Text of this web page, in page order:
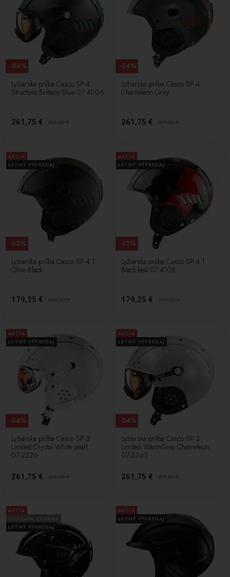
Lyžiarska prilba Casco SP-4
Structure Brittany Blue 07.4006
261,75 € 399,00€
-34%
Lyžiarska prilba Casco SP-4
Chameleon Grey
261,75 € 399,00€
-34%
AKCIA
LETNÝ VÝPREDAJ
Lyžiarska prilba Casco SP-4.1
Olive Black
179,25 € 269,00€
-33%
AKCIA
LETNÝ VÝPREDAJ
Lyžiarska prilba Casco SP-4.1
Black-Red 07.4108
179,25 € 269,00€
-33%
AKCIA
LETNÝ VÝPREDAJ
Lyžiarska prilba Casco SP-3
Limited Crystal White pearl
07.2326
261,75 € 399,00€
-34%
AKCIA
LETNÝ VÝPREDAJ
Lyžiarska prilba Casco SP-3
Limited WarmGrey Chameleon
07.2363
261,75 € 399,00€
-34%
AKCIA
LETNÝ VÝPREDAJ
AKCIA
LETNÝ VÝPREDAJ